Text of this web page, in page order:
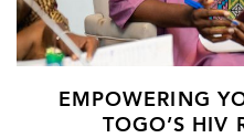
EMPOWERING
TOGO’S HIV